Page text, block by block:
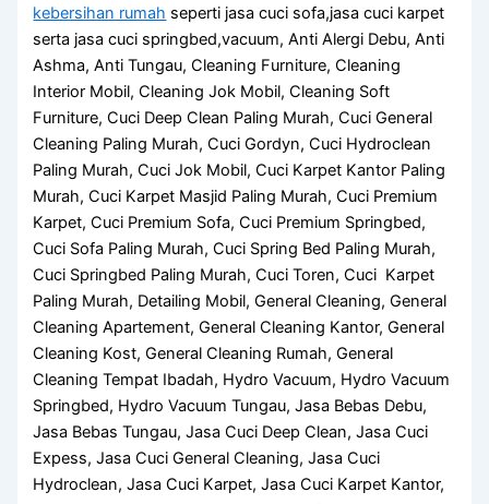
kebersihan rumah seperti jasa cuci sofa,jasa cuci karpet
serta jasa cuci springbed,vacuum, Anti Alergi Debu, Anti
Ashma, Anti Tungau, Cleaning Furniture, Cleaning
Interior Mobil, Cleaning Jok Mobil, Cleaning Soft
Furniture, Cuci Deep Clean Paling Murah, Cuci General
Cleaning Paling Murah, Cuci Gordyn, Cuci Hydroclean
Paling Murah, Cuci Jok Mobil, Cuci Karpet Kantor Paling
Murah, Cuci Karpet Masjid Paling Murah, Cuci Premium
Karpet, Cuci Premium Sofa, Cuci Premium Springbed,
Cuci Sofa Paling Murah, Cuci Spring Bed Paling Murah,
Cuci Springbed Paling Murah, Cuci Toren, Cuci Karpet
Paling Murah, Detailing Mobil, General Cleaning, General
Cleaning Apartement, General Cleaning Kantor, General
Cleaning Kost, General Cleaning Rumah, General
Cleaning Tempat Ibadah, Hydro Vacuum, Hydro Vacuum
Springbed, Hydro Vacuum Tungau, Jasa Bebas Debu,
Jasa Bebas Tungau, Jasa Cuci Deep Clean, Jasa Cuci
Expess, Jasa Cuci General Cleaning, Jasa Cuci
Hydroclean, Jasa Cuci Karpet, Jasa Cuci Karpet Kantor,